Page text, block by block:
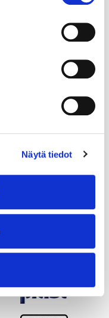
Näytä tiedot